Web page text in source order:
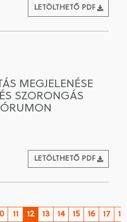
LETÖLTHETŐ PDF
MEGJELENÉSE
SZORONGÁS
LETÖLTHETŐ PDF
11 12 13 14 15 16 17 18